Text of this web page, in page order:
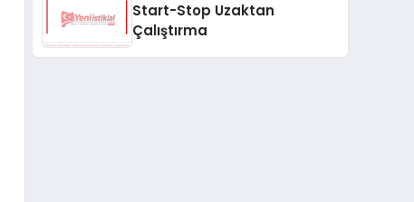
Start-Stop Uzaktan
Çalıştırma